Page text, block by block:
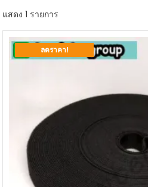
แสดง 1 รายการ
ลดราคา!